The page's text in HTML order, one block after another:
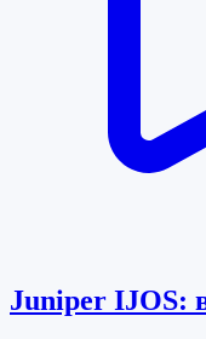
Juniper IJOS: